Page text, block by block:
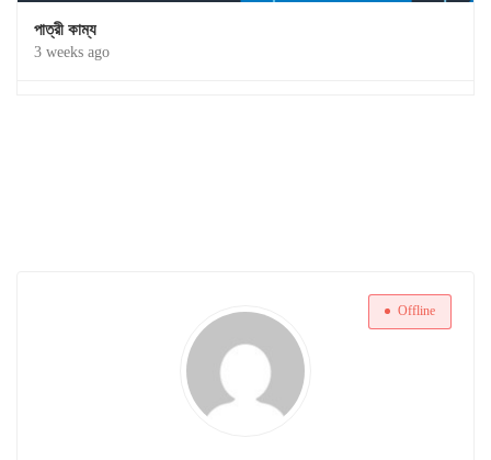
পাত্রী কাম্য
3 weeks ago
Offline